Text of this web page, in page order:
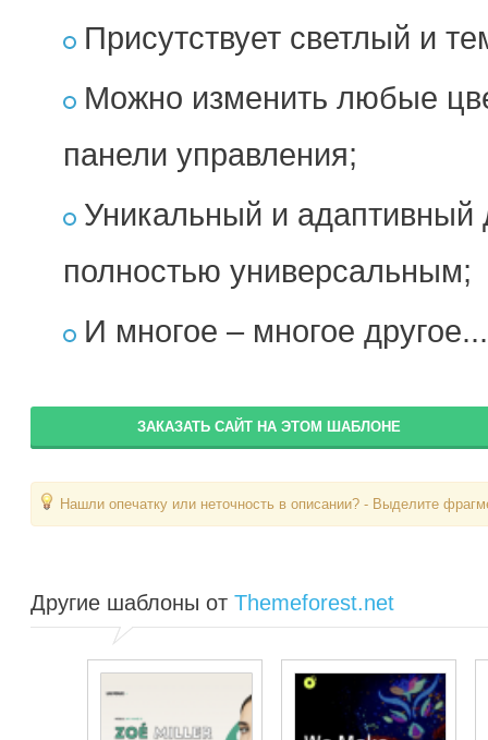
Присутствует светлый и
Можно изменить любые
панели управления;
Уникальный и адаптивный
полностью универсальным;
И многое – многое другое...
ЗАКАЗАТЬ САЙТ НА ЭТОМ ШАБЛОНЕ
Нашли опечатку или неточность в описании? - Выделите
Другие шаблоны от Themeforest.net